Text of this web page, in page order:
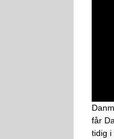
får
tidig i